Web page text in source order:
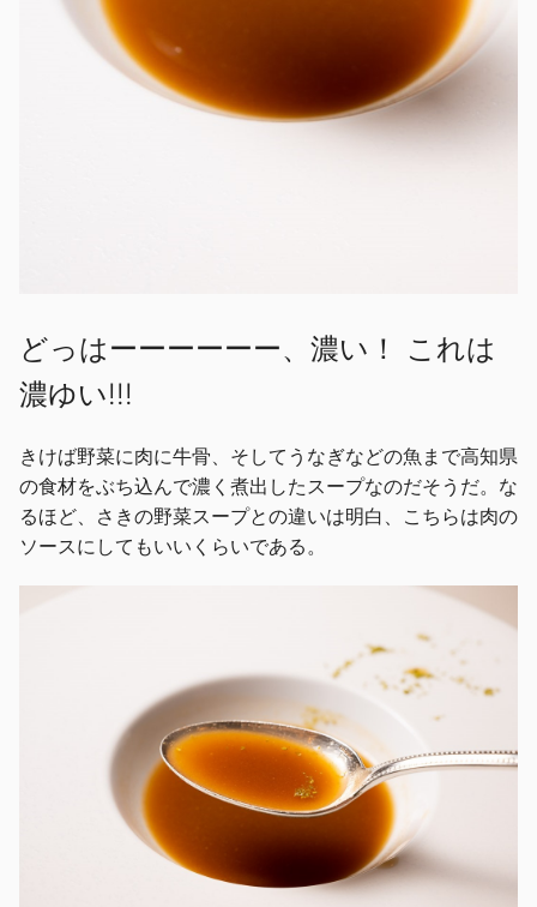
どっはーーーーーー、濃い！ これは
濃ゆい!!!
きけば野菜に肉に牛骨、そしてうなぎなどの魚まで高知県
の食材をぶち込んで濃く煮出したスープなのだそうだ。な
るほど、さきの野菜スープとの違いは明白、こちらは肉の
ソースにしてもいいくらいである。